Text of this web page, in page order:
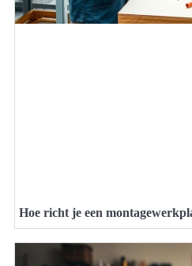
Hoe richt je een